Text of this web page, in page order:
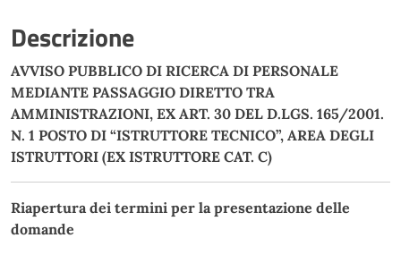
Descrizione
AVVISO PUBBLICO DI RICERCA DI PERSONALE
MEDIANTE PASSAGGIO DIRETTO TRA
AMMINISTRAZIONI, EX ART. 30 DEL D.LGS. 165/2001.
N. 1 POSTO DI “ISTRUTTORE TECNICO”, AREA DEGLI
ISTRUTTORI (EX ISTRUTTORE CAT. C)
Riapertura dei termini per la presentazione delle
domande